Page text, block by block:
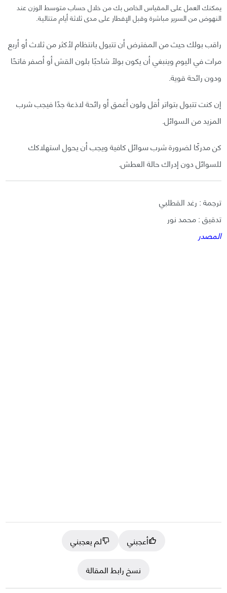
يمكنك العمل على المقياس الخاص بك من خلال حساب متوسط الوزن عند
النهوض من السرير مباشرة وقبل الإفطار على مدى ثلاثة أيام متتالية.
راقب بولك حيث من المفترض أن تتبول بانتظام لأكثر من ثلاث أو أربع
مرات في اليوم وينبغي أن يكون بولًا شاحبًا بلون القش أو أصفر فاتحًا
ودون رائحة قوية.
إن كنت تتبول بتواتر أقل ولون أغمق أو رائحة لاذعة جدًا فيجب شرب
المزيد من السوائل.
كن مدركًا لضرورة شرب سوائل كافية ويجب أن يحول استهلاكك
للسوائل دون إدراك حالة العطش.
ترجمة : رغد القطلبي
تدقيق : محمد نور
المصدر
أعجبني
لم يعجبني
نسخ رابط المقالة